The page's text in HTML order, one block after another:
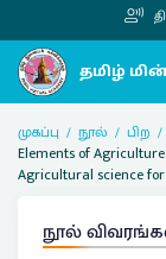
முகப்பு நூல்
பிற
Elements of
Agricultural science
நூல்